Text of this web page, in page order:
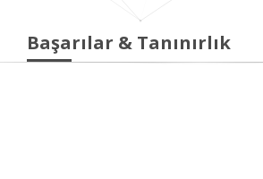
Başarılar & Tanınırlık